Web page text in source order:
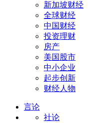
新加坡财经
全球财经
中国财经
投资理财
房产
美国股市
中小企业
起步创新
财经人物
言论
社论